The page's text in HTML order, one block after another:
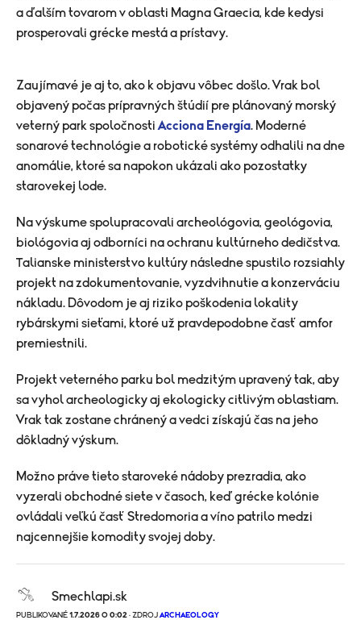
a ďalším tovarom v oblasti Magna Graecia, kde kedysi
prosperovali grécke mestá a prístavy.
Zaujímavé je aj to, ako k objavu vôbec došlo. Vrak bol
objavený počas prípravných štúdií pre plánovaný morský
veterný park spoločnosti Acciona Energía. Moderné
sonarové technológie a robotické systémy odhalili na dne
anomálie, ktoré sa napokon ukázali ako pozostatky
starovekej lode.
Na výskume spolupracovali archeológovia, geológovia,
biológovia aj odborníci na ochranu kultúrneho dedičstva.
Talianske ministerstvo kultúry následne spustilo rozsiahly
projekt na zdokumentovanie, vyzdvihnutie a konzerváciu
nákladu. Dôvodom je aj riziko poškodenia lokality
rybárskymi sieťami, ktoré už pravdepodobne časť amfor
premiestnili.
Projekt veterného parku bol medzitým upravený tak, aby
sa vyhol archeologicky aj ekologicky citlivým oblastiam.
Vrak tak zostane chránený a vedci získajú čas na jeho
dôkladný výskum.
Možno práve tieto staroveké nádoby prezradia, ako
vyzerali obchodné siete v časoch, keď grécke kolónie
ovládali veľkú časť Stredomoria a víno patrilo medzi
najcennejšie komodity svojej doby.
Smechlapi.sk
PUBLIKOVANÉ 1.7.2026 O 0:02 · ZDROJ ARCHAEOLOGY